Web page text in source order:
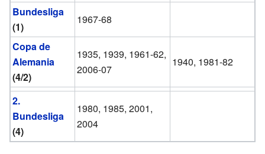
Bundesliga
(1)
1967-68
Copa de
Alemania
(4/2)
1935, 1939, 1961-62,
2006-07
1940, 1981-82
2.
Bundesliga
(4)
1980, 1985, 2001,
2004